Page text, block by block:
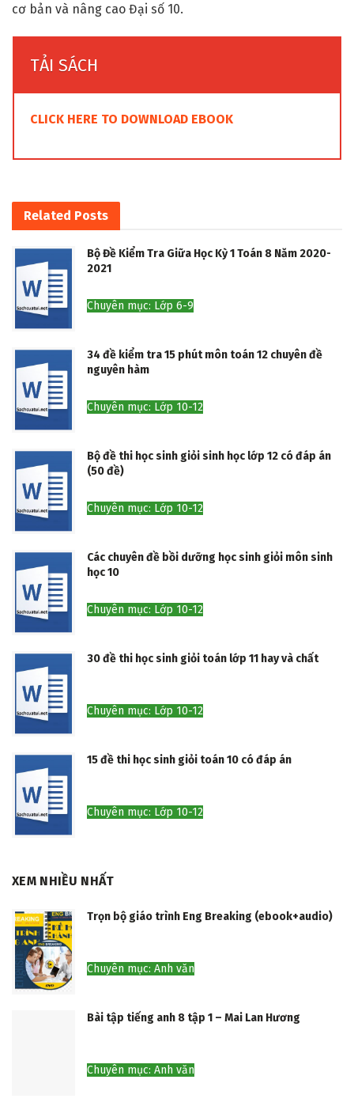
cơ bản và nâng cao Đại số 10.
TẢI SÁCH
CLICK HERE TO DOWNLOAD EBOOK
Related Posts
Bộ Đề Kiểm Tra Giữa Học Kỳ 1 Toán 8 Năm 2020-
2021
Chuyên mục: Lớp 6-9
34 đề kiểm tra 15 phút môn toán 12 chuyên đề
nguyên hàm
Chuyên mục: Lớp 10-12
Bộ đề thi học sinh giỏi sinh học lớp 12 có đáp án
(50 đề)
Chuyên mục: Lớp 10-12
Các chuyên đề bồi dưỡng học sinh giỏi môn sinh
học 10
Chuyên mục: Lớp 10-12
30 đề thi học sinh giỏi toán lớp 11 hay và chất
Chuyên mục: Lớp 10-12
15 đề thi học sinh giỏi toán 10 có đáp án
Chuyên mục: Lớp 10-12
XEM NHIỀU NHẤT
Trọn bộ giáo trình Eng Breaking (ebook+audio)
Chuyên mục: Anh văn
Bài tập tiếng anh 8 tập 1 – Mai Lan Hương
Chuyên mục: Anh văn